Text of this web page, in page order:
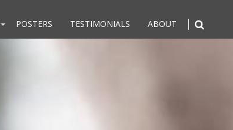
POSTERS TESTIMONIALS ABOUT